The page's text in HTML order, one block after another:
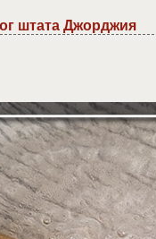
штата Джорджия